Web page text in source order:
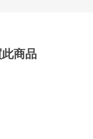
商品